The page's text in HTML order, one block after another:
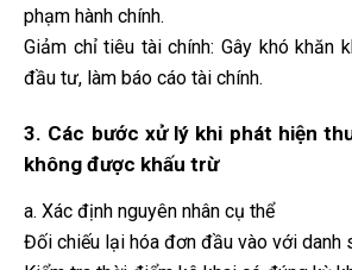
phạm hành chính.
Giảm chỉ tiêu tài chính: Gây khó khăn
đầu tư, làm báo cáo tài chính.
3. Các bước xử lý khi phát hiện
không được khấu trừ
a. Xác định nguyên nhân cụ thể
Đối chiếu lại hóa đơn đầu vào với danh